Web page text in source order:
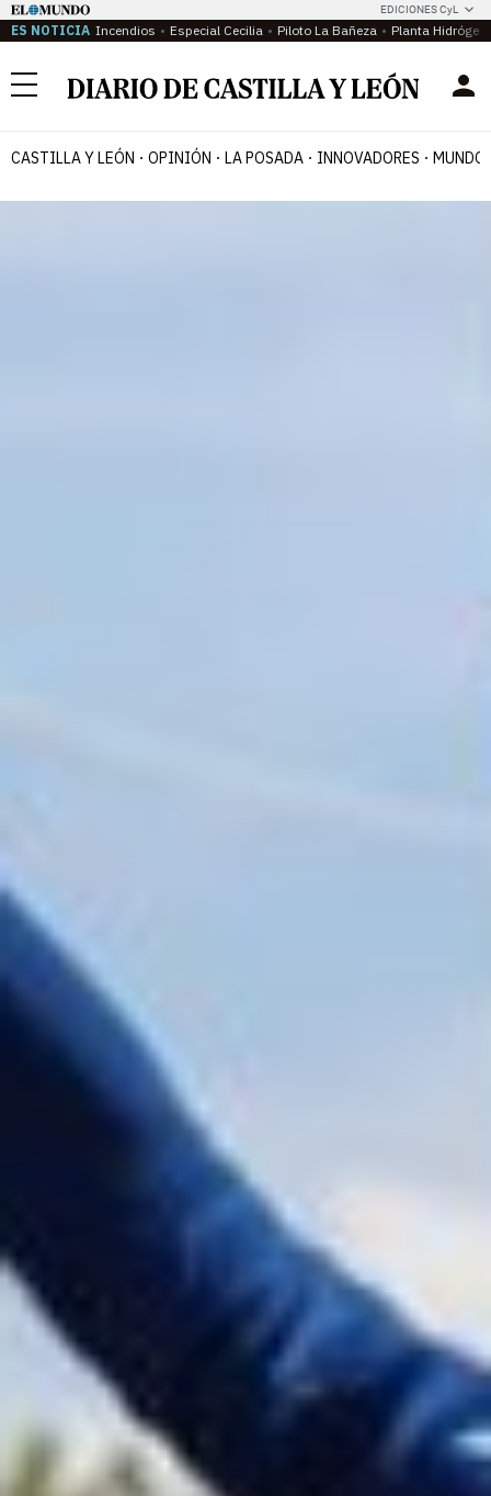
EDICIONES CyL
ES NOTICIA Incendios Especial Cecilia Piloto La Bañeza Planta
Menú
CASTILLA Y LEÓN OPINIÓN LA POSADA INNOVADORES MUNDO